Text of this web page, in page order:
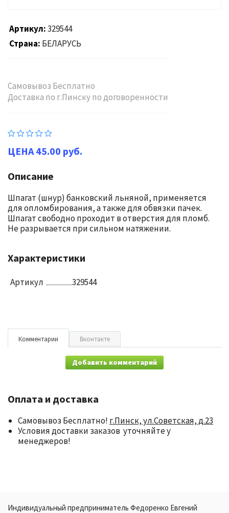
Артикул 329544
Страна БЕЛАРУСЬ
Самовывоз Бесплатно
Доставка по г.Пинску по договоренности
45.00 руб.
Описание
Шпагат (шнур) банковский льняной, применяется
для опломбирования, а также для обвязки пачек.
Шпагат свободно проходит в отверстия для пломб.
Не разрывается при сильном натяжении.
Характеристики
Артикул 329544
Комментарии Вконтакте
Добавить комментарий
Оплата и доставка
Самовывоз Бесплатно! г.Пинск, ул.Советская, д.23
Условия доставки заказов уточняйте у
менеджеров!
Индивидуальный предприниматель Федоренко Евгений